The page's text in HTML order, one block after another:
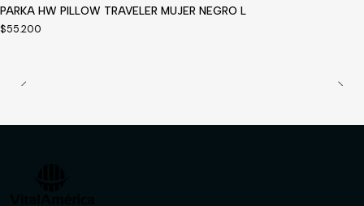
PARKA HW PILLOW TRAVELER MUJER NEGRO L
$55.200